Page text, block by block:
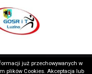
już przechowywanych w
plików Cookies. Akceptacja lub